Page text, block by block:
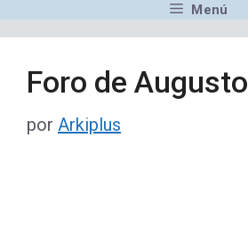
Menú
Foro de Augusto
por Arkiplus